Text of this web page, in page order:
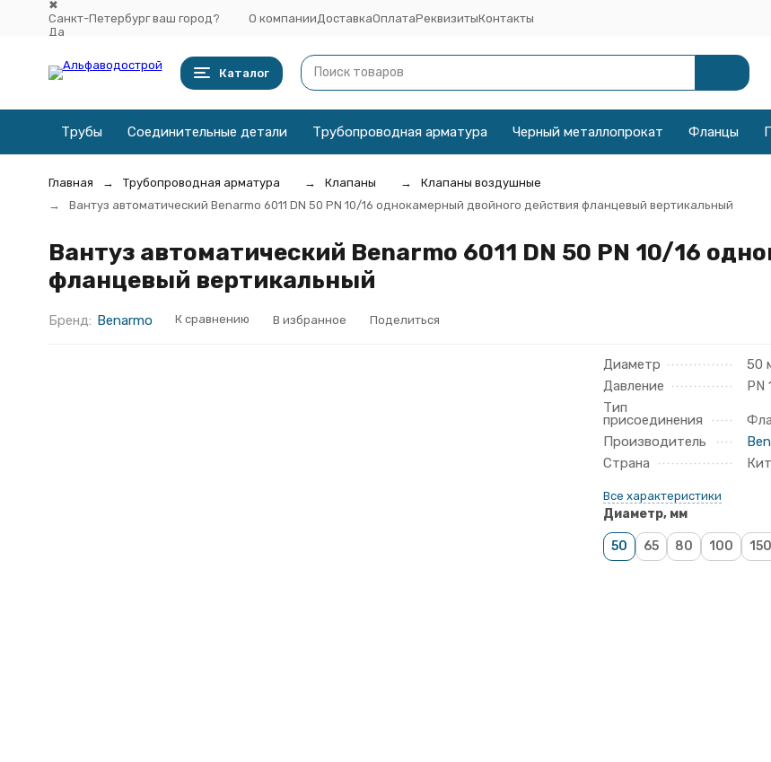
✖
Санкт-Петербург ваш город?
Да
О компании ДоставкаОплатаРеквизитыКонтакты
Каталог
Трубы Соединительные детали Трубопроводная арматура Черный металлопрокат Фланцы
Главная Трубопроводная арматура Клапаны
Клапаны воздушные
Вантуз автоматический Benarmo 6011 DN 50 PN 10/16 однокамерный двойного действия фланцевый вертикальный
Вантуз автоматический Benarmo 6011 DN 50 PN 10/16
фланцевый вертикальный
Бренд: Benarmo К сравнению В избранное Поделиться
Диаметр
50
Давление
PN
Тип
присоединения
Производитель
Страна
Все характеристики
Диаметр, мм
50 65 80 100 150